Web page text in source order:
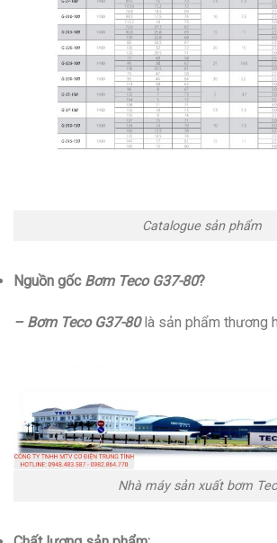
Catalogue sản phẩm
Nguồn gốc Bơm Teco G37-80?
– Bơm Teco G37-80là sản phẩm thương
Nhà máy sản xuất bơm